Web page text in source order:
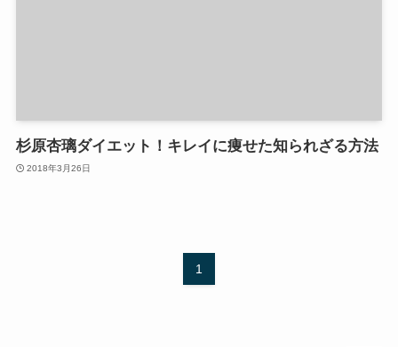
杉原杏璃ダイエット！キレイに痩せた知られざる方法
2018年3月26日
1